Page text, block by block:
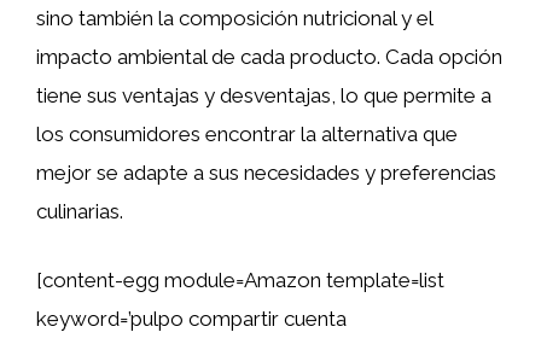
sino también la composición nutricional y el
impacto ambiental de cada producto. Cada opción
tiene sus ventajas y desventajas, lo que permite a
los consumidores encontrar la alternativa que
mejor se adapte a sus necesidades y preferencias
culinarias.
[content-egg module=Amazon template=list
keyword=’pulpo compartir cuenta